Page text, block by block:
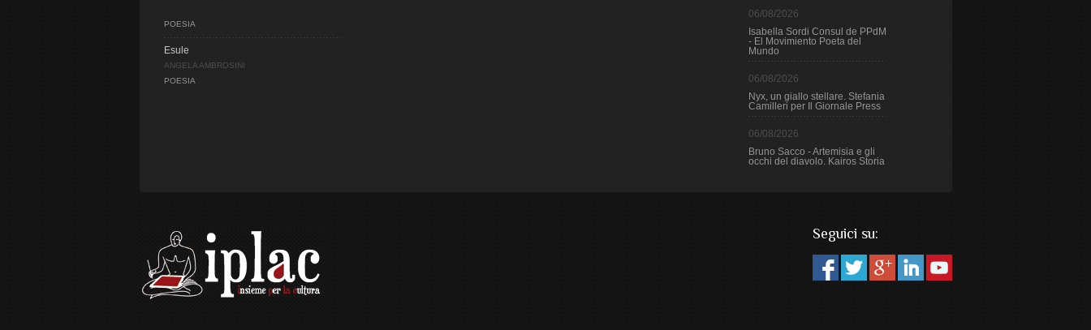
POESIA
Esule
ANGELA AMBROSINI
POESIA
06/08/2026
Isabella Sordi Consul de PPdM
- El Movimiento Poeta del
Mundo
06/08/2026
Nyx, un giallo stellare. Stefania
Camilleri per Il Giornale Press
06/08/2026
Bruno Sacco - Artemisia e gli
occhi del diavolo. Kairos Storia
Seguici su: